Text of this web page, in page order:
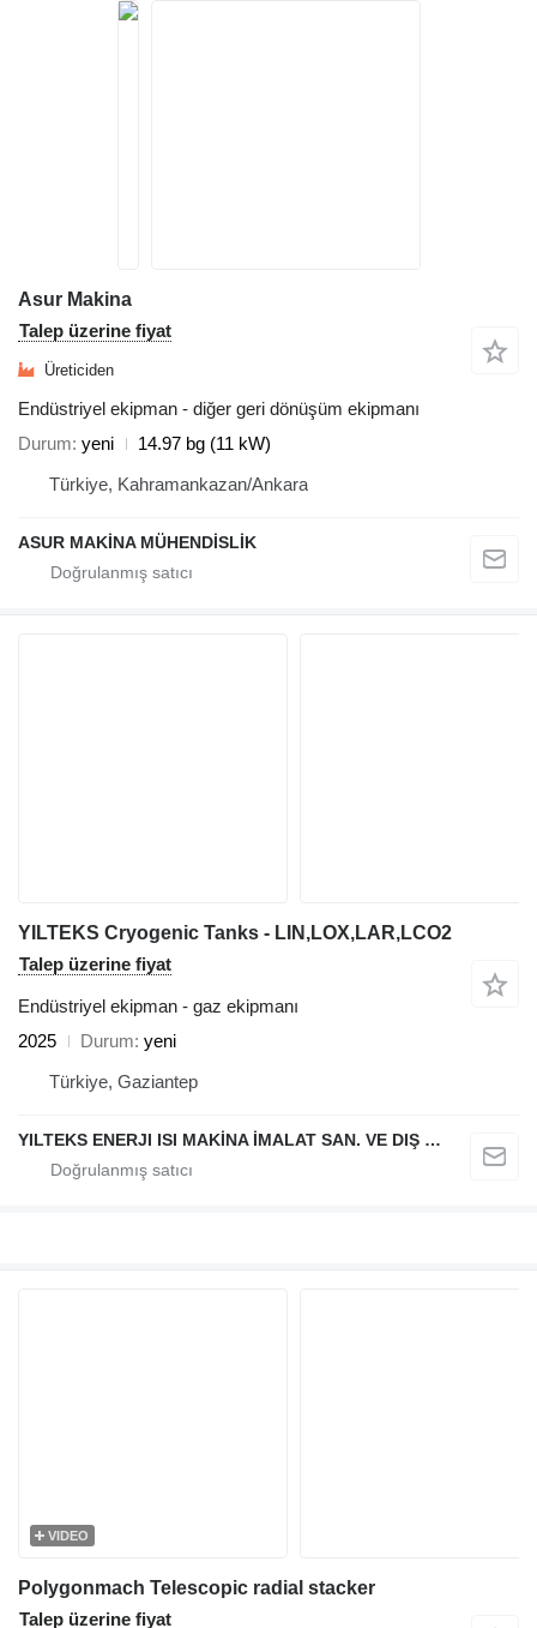
Asur Makina
Talep üzerine fiyat
Üreticiden
Endüstriyel ekipman - diğer geri dönüşüm ekipmanı
Durum yeni
14.97 bg (11 kW)
Türkiye, Kahramankazan/Ankara
ASUR MAKİNA MÜHENDİSLİK
YILTEKS Cryogenic Tanks - LIN,LOX,LAR,LCO2
Talep üzerine fiyat
Endüstriyel ekipman - gaz ekipmanı
2025
Durum yeni
Türkiye, Gaziantep
YILTEKS ENERJI ISI MAKİNA İMALAT SAN. VE DIŞ TİC. LTD. ŞTİ.
VIDEO
Polygonmach Telescopic radial stacker
Talep üzerine fiyat